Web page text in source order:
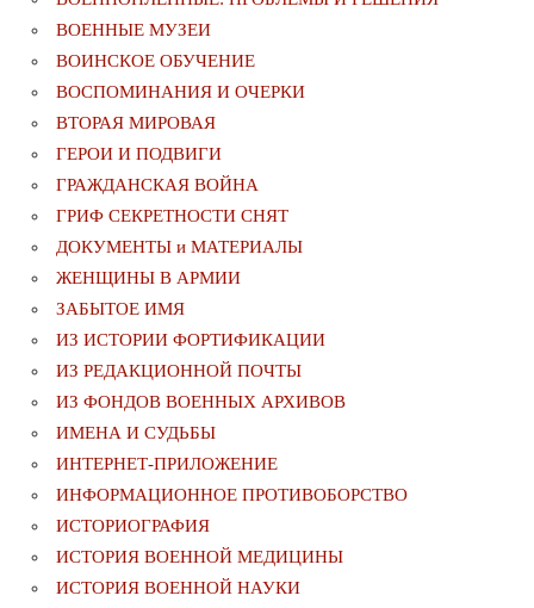
ВОЕННЫЕ МУЗЕИ
ВОИНСКОЕ ОБУЧЕНИЕ
ВОСПОМИНАНИЯ И ОЧЕРКИ
ВТОРАЯ МИРОВАЯ
ГЕРОИ И ПОДВИГИ
ГРАЖДАНСКАЯ ВОЙНА
ГРИФ СЕКРЕТНОСТИ СНЯТ
ДОКУМЕНТЫ и МАТЕРИАЛЫ
ЖЕНЩИНЫ В АРМИИ
ЗАБЫТОЕ ИМЯ
ИЗ ИСТОРИИ ФОРТИФИКАЦИИ
ИЗ РЕДАКЦИОННОЙ ПОЧТЫ
ИЗ ФОНДОВ ВОЕННЫХ АРХИВОВ
ИМЕНА И СУДЬБЫ
ИНТЕРНЕТ-ПРИЛОЖЕНИЕ
ИНФОРМАЦИОННОЕ ПРОТИВОБОРСТВО
ИСТОРИОГРАФИЯ
ИСТОРИЯ ВОЕННОЙ МЕДИЦИНЫ
ИСТОРИЯ ВОЕННОЙ НАУКИ